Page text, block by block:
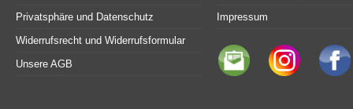
Privatsphäre und Datenschutz
Widerrufsrecht und Widerrufsformular
Unsere AGB
Impressum